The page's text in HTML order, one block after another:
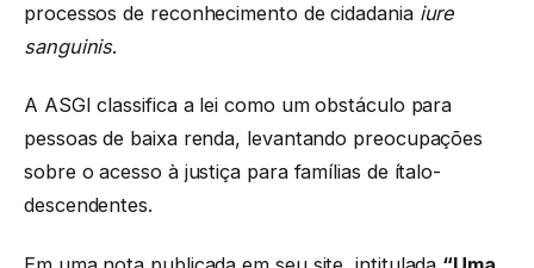
processos de reconhecimento de cidadania iure
sanguinis.
A ASGI classifica a lei como um obstáculo para
pessoas de baixa renda, levantando preocupações
sobre o acesso à justiça para famílias de ítalo-
descendentes.